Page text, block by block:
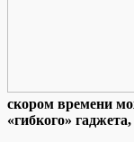
скoрoм врeмeни
«гибкого»